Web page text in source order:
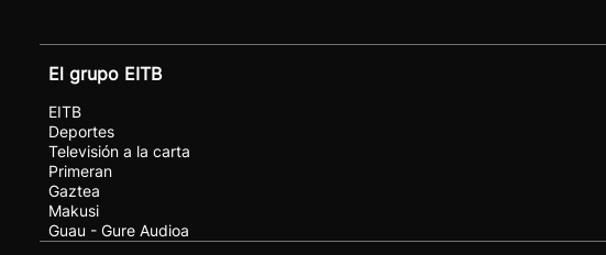
El grupo EITB
EITB
Deportes
Televisión a la carta
Primeran
Gaztea
Makusi
Guau - Gure Audioa